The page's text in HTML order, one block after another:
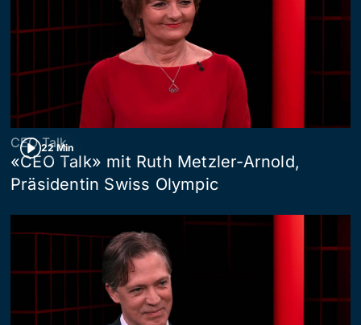
22 Min
CEO Talk
«CEO Talk» mit Ruth Metzler-Arnold,
Präsidentin Swiss Olympic